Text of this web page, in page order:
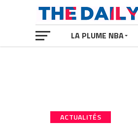
LA PLUME NBA
ACTUALITÉS